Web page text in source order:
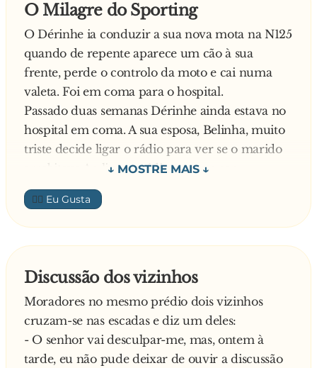
conduzir a 110 à hora, quando não devia andar
a mais de 90!
Diz a mulher:
- Nunca entro no carro que não lhe diga que vá
devagar, mas ele tem a mania de que ele é que
sabe!
- Cala-te, parva! — Grita-lhe novamente o
marido.
Chocado o policia fala para a mulher:
- Minha senhora, o seu marido fala-lhe sempre
desta maneira?!
E responde ela:
- Não! Só quando vai bêbado…
O Milagre do Sporting
O Dérinhe ia conduzir a sua nova mota na N125
quando de repente aparece um cão à sua
frente, perde o controlo da moto e cai numa
valeta. Foi em coma para o hospital.
Passado duas semanas Dérinhe ainda estava no
hospital em coma. A sua esposa, Belinha, muito
triste decide ligar o rádio para ver se o marido
arrebitava Ao ligar o rádio estava a ser
transmitido o relato do Basileia vs Sporting.
Como o marido é adepto do sporting a mulher
decidio não mudar de frequência.
Quando o sporting encaixou o 3º, Dérinho
- Desliga essa m*rda que eu já não posso com
esses camelos.
Grita de contente a mulher:
- Milagre Senhor!
—
👍🏼
Discussão dos vizinhos
Moradores no mesmo prédio dois vizinhos
cruzam-se nas escadas e diz um deles:
- O senhor vai desculpar-me, mas, ontem à
tarde, eu não pude deixar de ouvir a discussão